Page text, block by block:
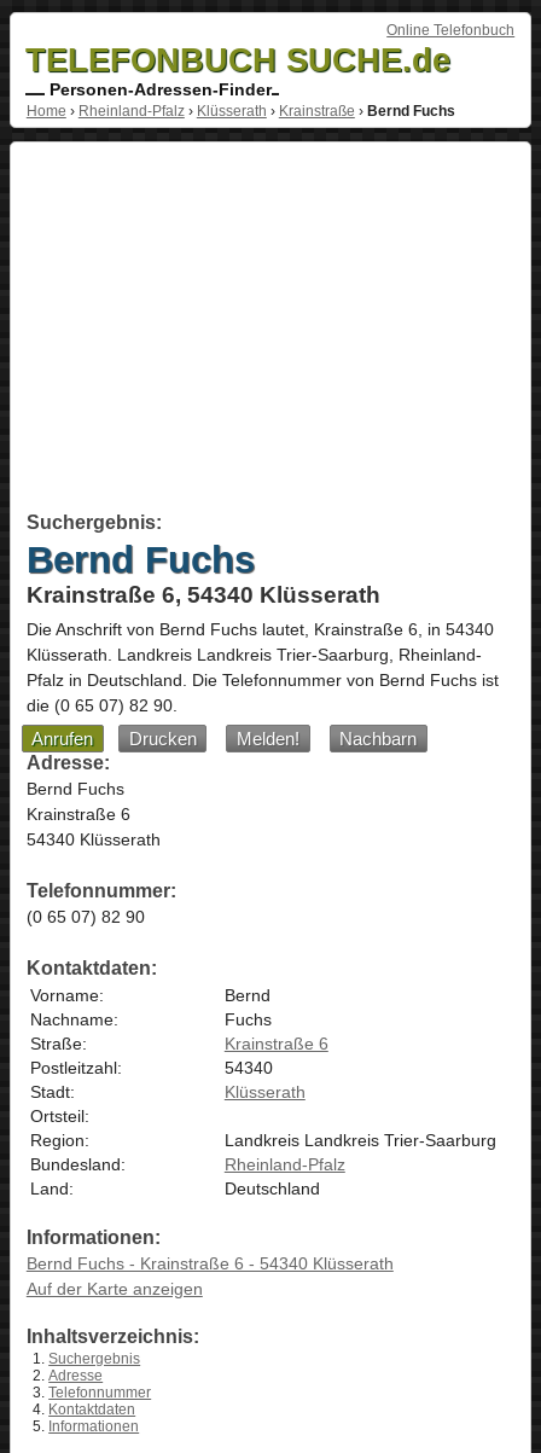
Online Telefonbuch
TELEFONBUCH SUCHE.de
Personen-Adressen-Finder
Home › Rheinland-Pfalz› Klüsserath › Krainstraße › Bernd Fuchs
Suchergebnis:
Bernd Fuchs
Krainstraße 6, 54340 Klüsserath
Die Anschrift von Bernd Fuchslautet, Krainstraße 6, in 54340
Klüsserath. Landkreis Landkreis Trier-Saarburg, Rheinland-
Pfalzin Deutschland. Die Telefonnummer von Bernd Fuchs ist
die (0 65 07) 82 90.
Anrufen Drucken Melden!
Nachbarn
Adresse:
Bernd Fuchs
Krainstraße 6
54340 Klüsserath
Telefonnummer:
(0 65 07) 82 90
Kontaktdaten:
Vorname:
Bernd
Nachname:
Fuchs
Straße:
Krainstraße 6
Postleitzahl:
54340
Stadt:
Klüsserath
Ortsteil:
Region:
Landkreis Landkreis Trier-Saarburg
Bundesland:
Rheinland-Pfalz
Land:
Deutschland
Informationen:
Bernd Fuchs - Krainstraße 6 - 54340 Klüsserath
Auf der Karte anzeigen
Inhaltsverzeichnis:
Suchergebnis
Adresse
Telefonnummer
Kontaktdaten
Informationen